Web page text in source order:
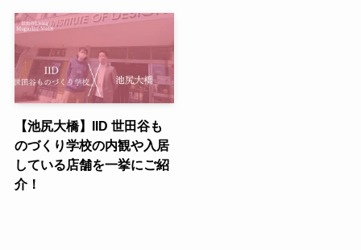
【池尻大橋】IID 世田谷も
のづくり学校の内観や入居
している店舗を一挙にご紹
介！